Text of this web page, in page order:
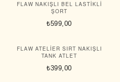
FLAW NAKIŞLI BEL LASTIKLI
ŞORT
₺599,00
FLAW ATELIER SIRT NAKIŞLI
TANK ATLET
₺399,00